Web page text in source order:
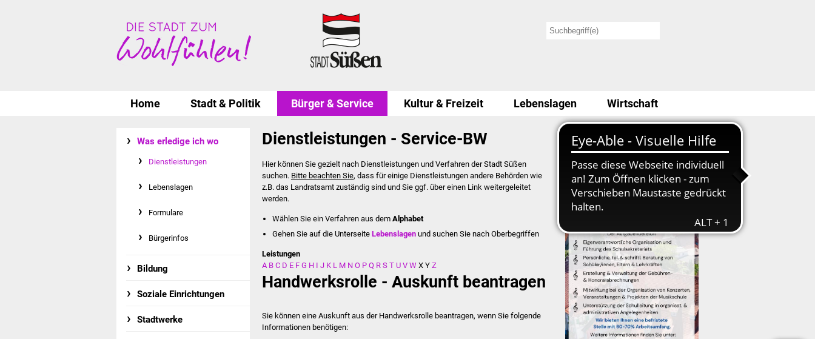
Home Stadt & Politik Bürger & Service Kultur & Freizeit Lebenslagen Wirtschaft
Was erledige ich wo
Dienstleistungen
Lebenslagen
Formulare
Bürgerinfos
Bildung
Soziale Einrichtungen
Stadtwerke
Dienstleistungen - Service-BW
Hier können Sie gezielt nach Dienstleistungen und Verfahren der Stadt Süßen
suchen. Bitte beachten Sie, dass für einige Dienstleistungen andere Behörden wie
z.B. das Landratsamt zuständig sind und Sie ggf. über einen Link weitergeleitet
werden.
Wählen Sie ein Verfahren aus dem Alphabet
Gehen Sie auf die UnterseiteLebenslagen und suchen Sie nach Oberbegriffen
Leistungen
A B C D E F G H I J K L M N O P Q R S T U V W X Y Z
Handwerksrolle - Auskunft beantragen
Sie können eine Auskunft aus der Handwerksrolle beantragen, wenn Sie folgende
Informationen benötigen:
Stellenausschreibung